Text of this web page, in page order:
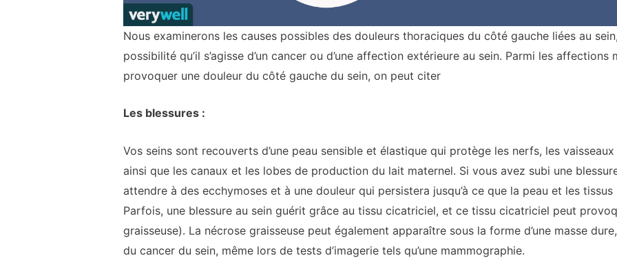
Nous examinerons les causes possibles des douleurs thoraciques du côté gauche liées au
possibilité qu’il s’agisse d’un cancer ou d’une affection extérieure au sein. Parmi les
provoquer une douleur du côté gauche du sein, on peut citer
Les blessures :
Vos seins sont recouverts d’une peau sensible et élastique qui protège les nerfs, les
ainsi que les canaux et les lobes de production du lait maternel. Si vous avez subi une
attendre à des ecchymoses et à une douleur qui persistera jusqu’à ce que la peau et les
Parfois, une blessure au sein guérit grâce au tissu cicatriciel, et ce tissu cicatriciel peut
graisseuse). La nécrose graisseuse peut également apparaître sous la forme d’une masse
du cancer du sein, même lors de tests d’imagerie tels qu’une mammographie.